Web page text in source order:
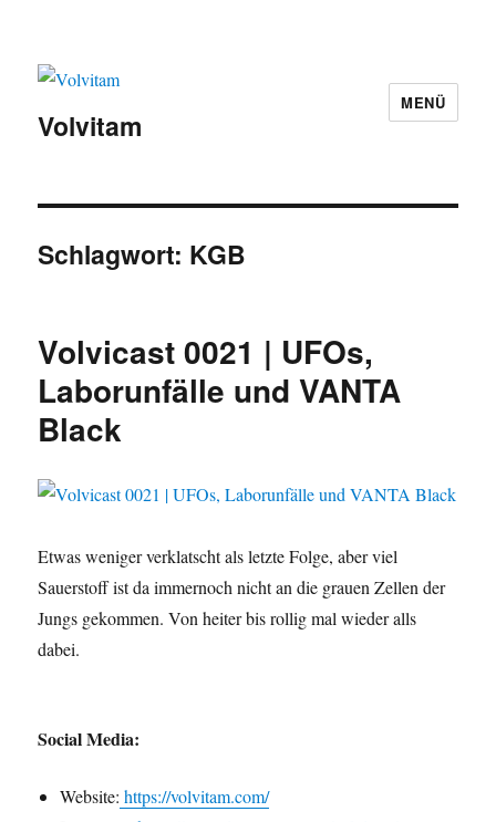
Volvitam
MENÜ
Schlagwort: KGB
Volvicast 0021 | UFOs,
Laborunfälle und VANTA
Black
Etwas weniger verklatscht als letzte Folge, aber viel
Sauerstoff ist da immernoch nicht an die grauen Zellen der
Jungs gekommen. Von heiter bis rollig mal wieder alls
dabei.
Social Media:
Website: https://volvitam.com/